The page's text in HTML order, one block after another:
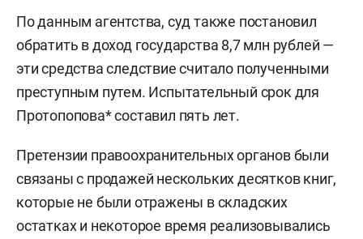
По данным агентства, суд также постановил
обратить в доход государства 8,7 млн рублей —
эти средства следствие считало полученными
преступным путем. Испытательный срок для
Протопопова* составил пять лет.
Претензии правоохранительных органов были
связаны с продажей нескольких десятков книг,
которые не были отражены в складских
остатках и некоторое время реализовывались